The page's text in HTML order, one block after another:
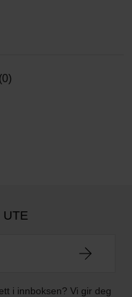
i innboksen? Vi gir deg